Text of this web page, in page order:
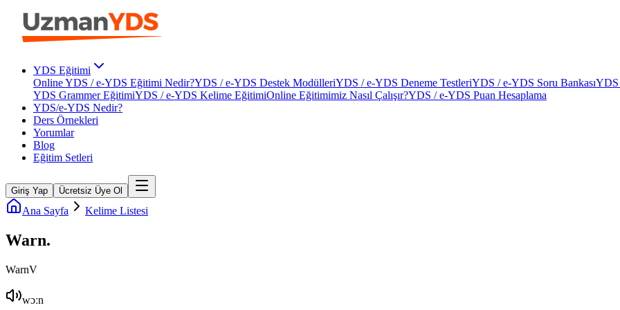
YDS Eğitimi
Online YDS / e-YDS Eğitimi Nedir?YDS / e-YDS Destek ModülleriYDS / e-YDS Deneme TestleriYDS / e-YDS Soru BankasıYDS
YDS Grammer EğitimiYDS / e-YDS Kelime EğitimiOnline Eğitimimiz Nasıl Çalışır?YDS / e-YDS Puan Hesaplama
YDS/e-YDS Nedir?
Ders Örnekleri
Yorumlar
Blog
Eğitim Setleri
Giriş Yap Ücretsiz Üye Ol
Ana Sayfa Kelime Listesi
Warn.
WarnV
wɔːn